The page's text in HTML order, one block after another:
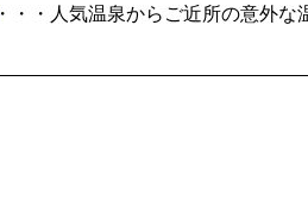
・・・人気温泉からご近所の意外